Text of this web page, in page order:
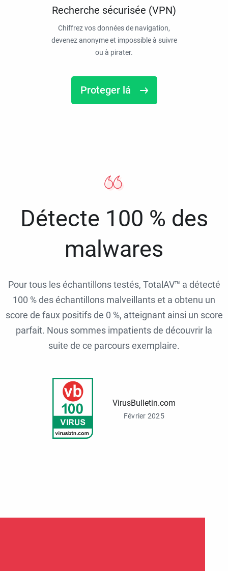
Recherche sécurisée (VPN)
Chiffrez vos données de navigation,
devenez anonyme et impossible à suivre
ou à pirater.
Proteger lá
Détecte 100 % des
malwares
Pour tous les échantillons testés, TotalAV™ a détecté
100 % des échantillons malveillants et a obtenu un
score de faux positifs de 0 %, atteignant ainsi un score
parfait. Nous sommes impatients de découvrir la
suite de ce parcours exemplaire.
VirusBulletin.com
Février 2025